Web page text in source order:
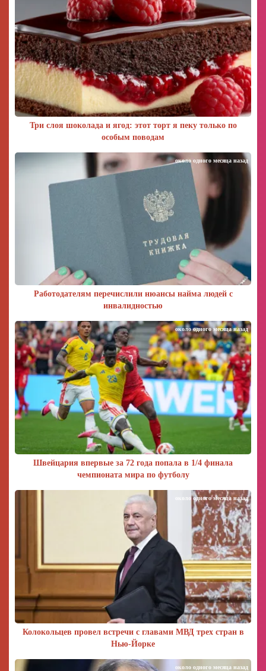
Три слоя шоколада и ягод: этот торт я пеку только по
особым поводам
Работодателям перечислили нюансы найма людей с
инвалидностью
около одного месяца назад
Швейцария впервые за 72 года попала в 1/4 финала
чемпионата мира по футболу
около одного месяца назад
Колокольцев провел встречи с главами МВД трех стран в
Нью-Йорке
около одного месяца назад
около одного месяца назад